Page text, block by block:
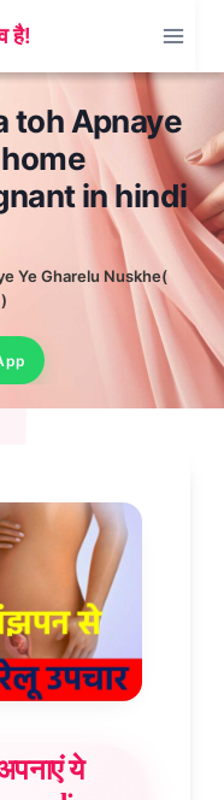
toh Apnaye
in hindi
Ye Gharelu Nuskhe(
ये